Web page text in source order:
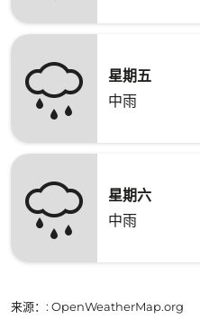
星期五
中雨
星期六
中雨
来源： : OpenWeatherMap.org